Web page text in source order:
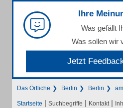
Ihre
Was gefällt
Was sollen wir
Jetzt
Das Örtliche Berlin Berlin
Startseite | Suchbegriffe | Kontakt |